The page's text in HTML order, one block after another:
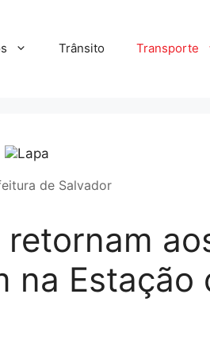
Trânsito Transporte
de Salvador
na Estação